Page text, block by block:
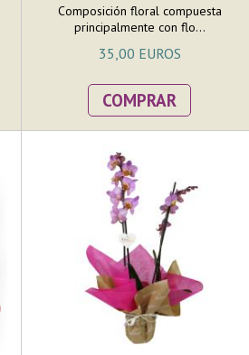
Composición floral compuesta
principalmente con flo...
35,00 EUROS
COMPRAR